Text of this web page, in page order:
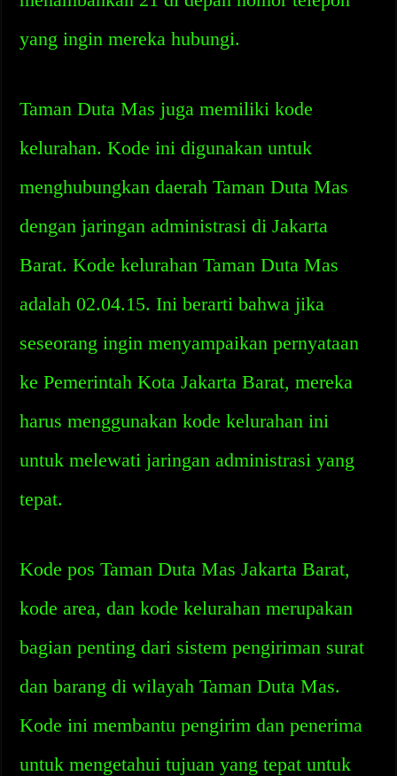
yang ingin mereka hubungi.
Taman Duta Mas juga memiliki kode
kelurahan. Kode ini digunakan untuk
menghubungkan daerah Taman Duta Mas
dengan jaringan administrasi di Jakarta
Barat. Kode kelurahan Taman Duta Mas
adalah 02.04.15. Ini berarti bahwa jika
seseorang ingin menyampaikan pernyataan
ke Pemerintah Kota Jakarta Barat, mereka
harus menggunakan kode kelurahan ini
untuk melewati jaringan administrasi yang
tepat.
Kode pos Taman Duta Mas Jakarta Barat,
kode area, dan kode kelurahan merupakan
bagian penting dari sistem pengiriman surat
dan barang di wilayah Taman Duta Mas.
Kode ini membantu pengirim dan penerima
untuk mengetahui tujuan yang tepat untuk